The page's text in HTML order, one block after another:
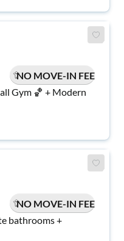
NO MOVE-IN FEE
Gym 🏀 + Modern
NO MOVE-IN FEE
bathrooms +